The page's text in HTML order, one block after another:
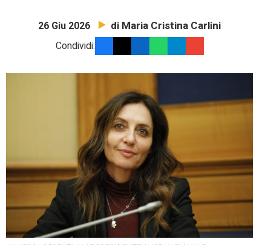
26 Giu 2026 di Maria Cristina Carlini
Condividi: